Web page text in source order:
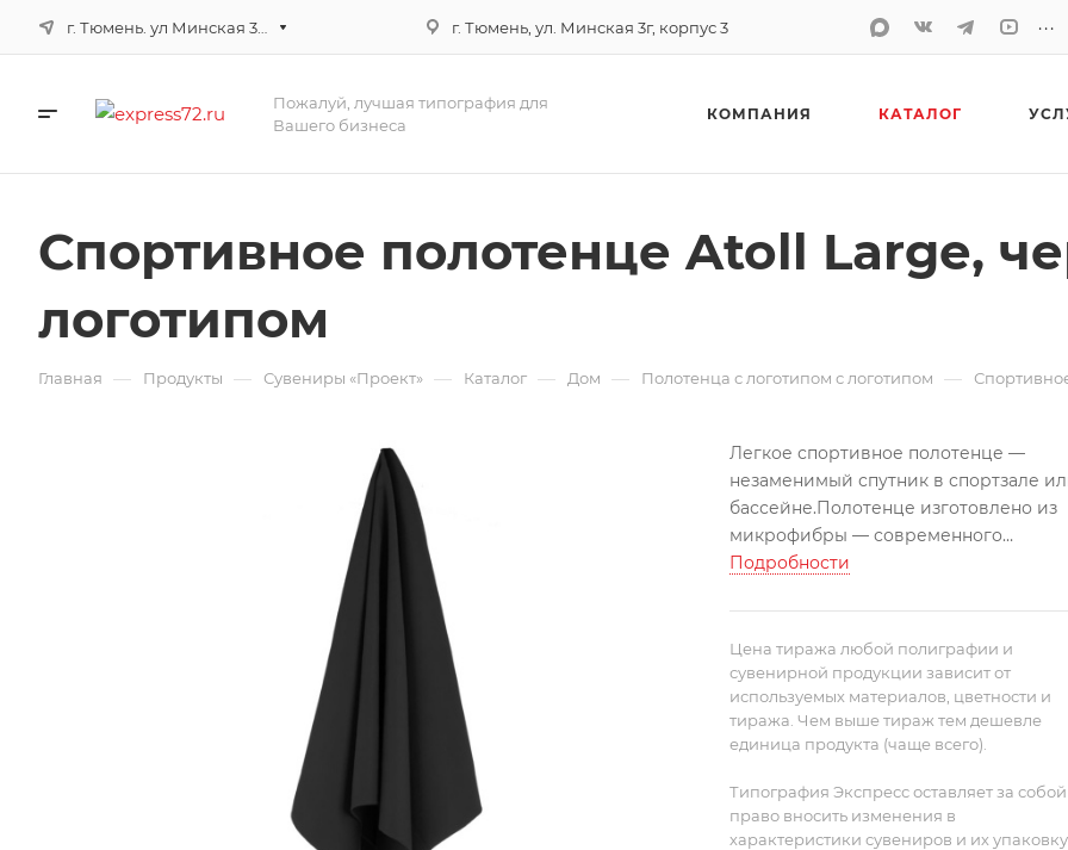
г. Тюмень, ул. Минская 3г, корпус 3 ...
Пожалуй, лучшая типография для
Вашего бизнеса
КОМПАНИЯ КАТАЛОГ
Спортивное полотенце Atoll Large,
логотипом
Главная — Продукты — Сувениры «Проект» — Каталог — Дом — Полотенца с логотипом с логотипом —
Легкое спортивное полотенце —
незаменимый спутник в спортзале
бассейне.Полотенце изготовлено из
микрофибры — современного
материала, который легко впитывает
собственного веса, быстро сохнет, не
оставляет ворсинок и не покрывается
катышками. Продуманная деталь:
полотенце легко сворачивается и
закрепляется резинкой тон в тон, а
значит, не займет много места в
сумке.
При первой стирке цветное
полотенце может окрасить воду и
логотип, нанесенный краской светлых
Подробности
Цена тиража любой полиграфии и
сувенирной продукции зависит от
используемых материалов, цветности и
тиража. Чем выше тираж тем дешевле
единица продукта (чаще всего).
Типография Экспресс оставляет за собой
право вносить изменения в
характеристики сувениров и их упаковку